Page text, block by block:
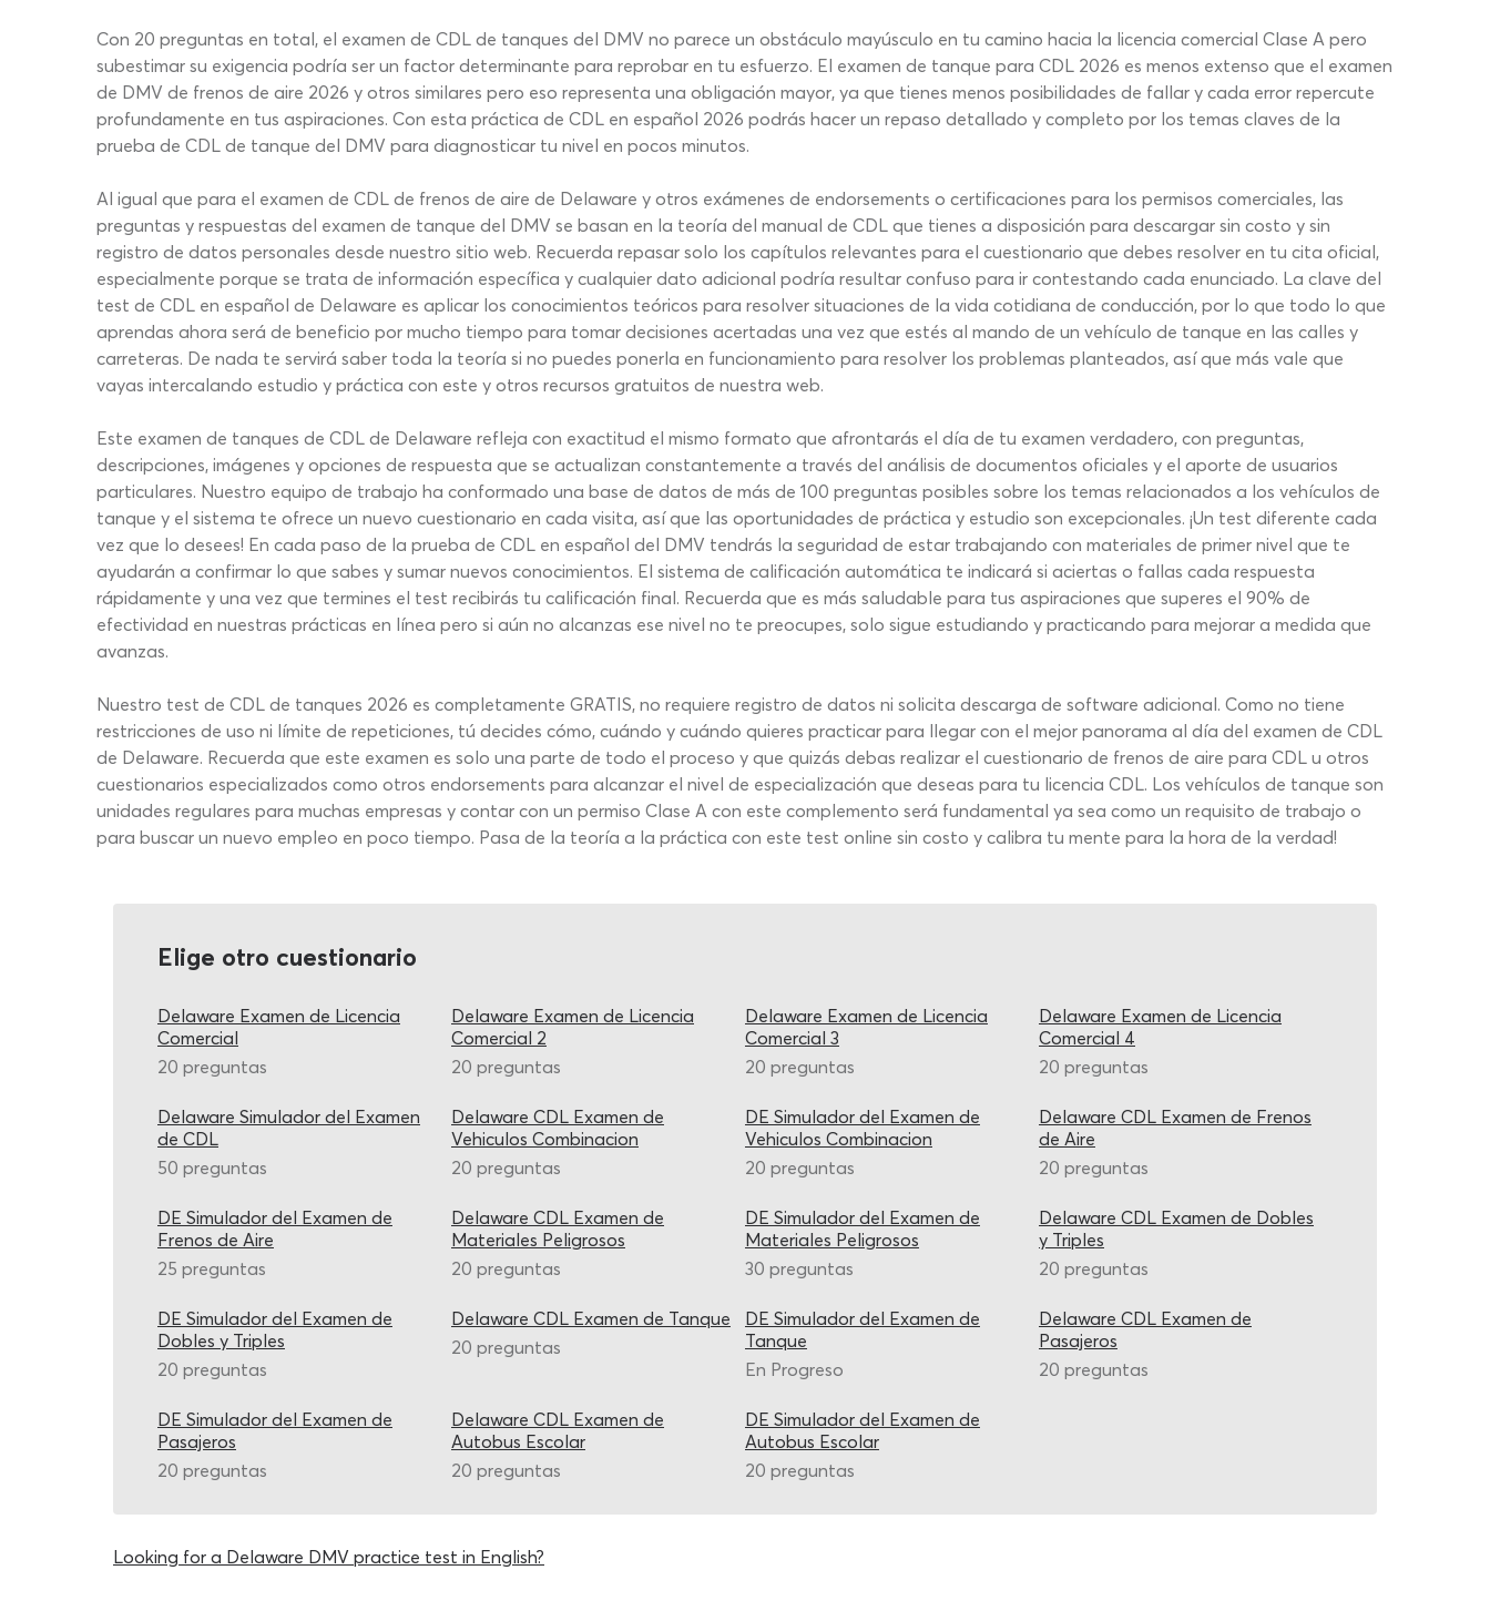
Con 20 preguntas en total, el examen de CDL de tanques del DMV no parece un obstáculo mayúsculo en tu camino hacia la licencia comercial Clase A pero
subestimar su exigencia podría ser un factor determinante para reprobar en tu esfuerzo. El examen de tanque para CDL 2026 es menos extenso que el examen
de DMV de frenos de aire 2026 y otros similares pero eso representa una obligación mayor, ya que tienes menos posibilidades de fallar y cada error repercute
profundamente en tus aspiraciones. Con esta práctica de CDL en español 2026 podrás hacer un repaso detallado y completo por los temas claves de la
prueba de CDL de tanque del DMV para diagnosticar tu nivel en pocos minutos.
Al igual que para el examen de CDL de frenos de aire de Delaware y otros exámenes de endorsements o certificaciones para los permisos comerciales, las
preguntas y respuestas del examen de tanque del DMV se basan en la teoría del manual de CDL que tienes a disposición para descargar sin costo y sin
registro de datos personales desde nuestro sitio web. Recuerda repasar solo los capítulos relevantes para el cuestionario que debes resolver en tu cita oficial,
especialmente porque se trata de información específica y cualquier dato adicional podría resultar confuso para ir contestando cada enunciado. La clave del
test de CDL en español de Delaware es aplicar los conocimientos teóricos para resolver situaciones de la vida cotidiana de conducción, por lo que todo lo que
aprendas ahora será de beneficio por mucho tiempo para tomar decisiones acertadas una vez que estés al mando de un vehículo de tanque en las calles y
carreteras. De nada te servirá saber toda la teoría si no puedes ponerla en funcionamiento para resolver los problemas planteados, así que más vale que
vayas intercalando estudio y práctica con este y otros recursos gratuitos de nuestra web.
Este examen de tanques de CDL de Delaware refleja con exactitud el mismo formato que afrontarás el día de tu examen verdadero, con preguntas,
descripciones, imágenes y opciones de respuesta que se actualizan constantemente a través del análisis de documentos oficiales y el aporte de usuarios
particulares. Nuestro equipo de trabajo ha conformado una base de datos de más de 100 preguntas posibles sobre los temas relacionados a los vehículos de
tanque y el sistema te ofrece un nuevo cuestionario en cada visita, así que las oportunidades de práctica y estudio son excepcionales. ¡Un test diferente cada
vez que lo desees! En cada paso de la prueba de CDL en español del DMV tendrás la seguridad de estar trabajando con materiales de primer nivel que te
ayudarán a confirmar lo que sabes y sumar nuevos conocimientos. El sistema de calificación automática te indicará si aciertas o fallas cada respuesta
rápidamente y una vez que termines el test recibirás tu calificación final. Recuerda que es más saludable para tus aspiraciones que superes el 90% de
efectividad en nuestras prácticas en línea pero si aún no alcanzas ese nivel no te preocupes, solo sigue estudiando y practicando para mejorar a medida que
avanzas.
Nuestro test de CDL de tanques 2026 es completamente GRATIS, no requiere registro de datos ni solicita descarga de software adicional. Como no tiene
restricciones de uso ni límite de repeticiones, tú decides cómo, cuándo y cuándo quieres practicar para llegar con el mejor panorama al día del examen de CDL
de Delaware. Recuerda que este examen es solo una parte de todo el proceso y que quizás debas realizar el cuestionario de frenos de aire para CDL u otros
cuestionarios especializados como otros endorsements para alcanzar el nivel de especialización que deseas para tu licencia CDL. Los vehículos de tanque son
unidades regulares para muchas empresas y contar con un permiso Clase A con este complemento será fundamental ya sea como un requisito de trabajo o
para buscar un nuevo empleo en poco tiempo. Pasa de la teoría a la práctica con este test online sin costo y calibra tu mente para la hora de la verdad!
Elige otro cuestionario
Delaware Examen de Licencia
Comercial
20 preguntas
Delaware Examen de Licencia
Comercial 2
20 preguntas
Delaware Examen de Licencia
Comercial 3
20 preguntas
Delaware Examen de Licencia
Comercial 4
20 preguntas
Delaware Simulador del Examen
de CDL
50 preguntas
Delaware CDL Examen de
Vehiculos Combinacion
20 preguntas
DE Simulador del Examen de
Vehiculos Combinacion
20 preguntas
Delaware CDL Examen de Frenos
de Aire
20 preguntas
DE Simulador del Examen de
Frenos de Aire
25 preguntas
Delaware CDL Examen de
Materiales Peligrosos
20 preguntas
DE Simulador del Examen de
Materiales Peligrosos
30 preguntas
Delaware CDL Examen de Dobles
y Triples
20 preguntas
DE Simulador del Examen de
Dobles y Triples
20 preguntas
Delaware CDL Examen de Tanque
20 preguntas
DE Simulador del Examen de
Tanque
En Progreso
Delaware CDL Examen de
Pasajeros
20 preguntas
DE Simulador del Examen de
Pasajeros
20 preguntas
Delaware CDL Examen de
Autobus Escolar
20 preguntas
DE Simulador del Examen de
Autobus Escolar
20 preguntas
Looking for a Delaware DMV practice test in English?